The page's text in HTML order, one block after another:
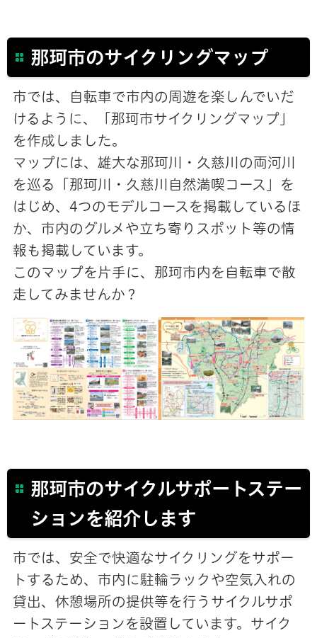
那珂市のサイクリングマップ
市では、自転車で市内の周遊を楽しんでいだ
けるように、「那珂市サイクリングマップ」
を作成しました。
マップには、雄大な那珂川・久慈川の両河川
を巡る「那珂川・久慈川自然満喫コース」を
はじめ、4つのモデルコースを掲載しているほ
か、市内のグルメや立ち寄りスポット等の情
報も掲載しています。
このマップを片手に、那珂市内を自転車で散
走してみませんか？
那珂市のサイクルサポートステー
ションを紹介します
市では、安全で快適なサイクリングをサポー
トするため、市内に駐輪ラックや空気入れの
貸出、休憩場所の提供等を行うサイクルサポ
ートステーションを設置しています。サイク